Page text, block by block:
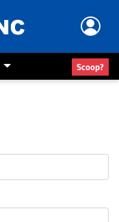
Scoop?